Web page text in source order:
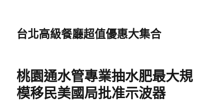
台北高級餐廳超值優惠大集合
桃園通水管專業抽水肥最大規
模移民美國局批准示波器